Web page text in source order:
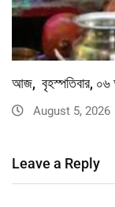
আজ, বৃহস্পতিবার, ০৬
August 5, 2026
Leave a Reply